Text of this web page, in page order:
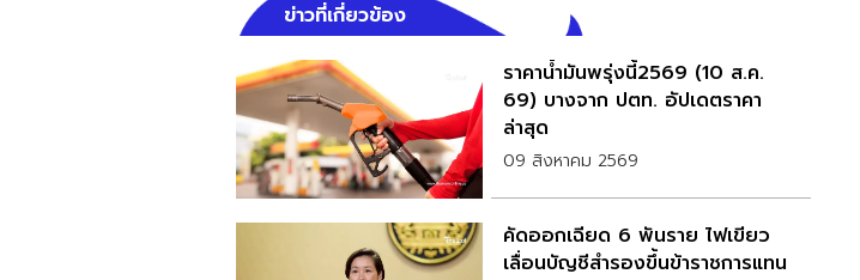
ข่าวที่เกี่ยวข้อง
ราคาน้ำมันพรุ่งนี้2569 (10 ส.ค.
69) บางจาก ปตท. อัปเดตราคา
ล่าสุด
09 สิงหาคม 2569
คัดออกเฉียด 6 พันราย ไฟเขียว
เลื่อนบัญชีสำรองขึ้นข้าราชการแทน